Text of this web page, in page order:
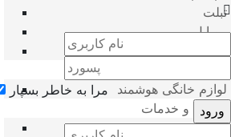
تبلت
موبایل
لوازم خانگی هوشمند
تجارت و خدمات
صنعت
مرا به خاطر بسپار